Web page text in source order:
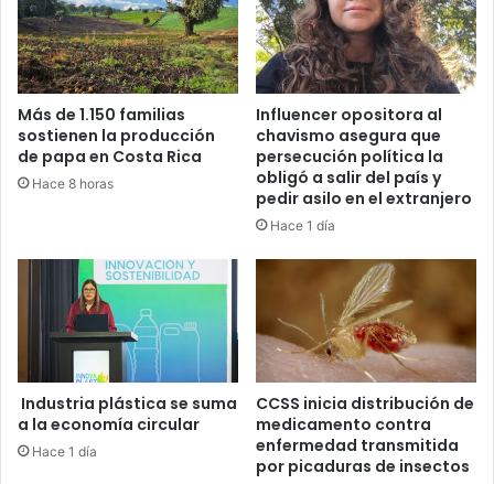
Más de 1.150 familias
sostienen la producción
de papa en Costa Rica
Hace 8 horas
Influencer opositora al
chavismo asegura que
persecución política la
obligó a salir del país y
pedir asilo en el extranjero
Hace 1 día
Industria plástica se suma
a la economía circular
Hace 1 día
CCSS inicia distribución de
medicamento contra
enfermedad transmitida
por picaduras de insectos